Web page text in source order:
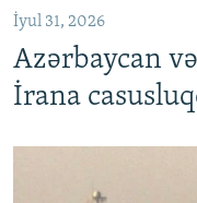
İyul 31, 2026
Azərbaycan
İrana